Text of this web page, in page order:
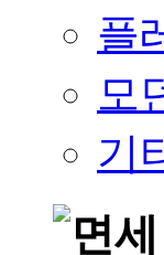
플
모
기